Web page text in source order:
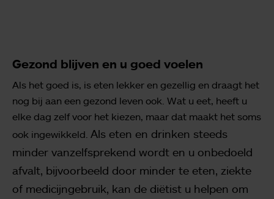
Gezond blijven en u goed voelen
Als het goed is, is eten lekker en gezellig en draagt het
nog bij aan een gezond leven ook. Wat u eet, heeft u
elke dag zelf voor het kiezen, maar dat maakt het soms
ook ingewikkeld. Als eten en drinken steeds
minder vanzelfsprekend wordt en u onbedoeld
afvalt, bijvoorbeeld door minder te eten, ziekte
of medicijngebruik, kan de diëtist u helpen om